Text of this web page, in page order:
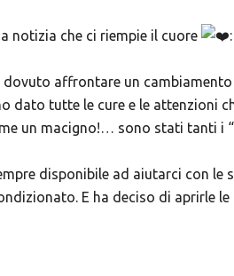
notizia che ci riempie il cuore
dovuto affrontare un
dato tutte le cure e le attenzioni
un macigno!… sono stati tanti i
disponibile ad aiutarci con
E ha deciso di aprirle